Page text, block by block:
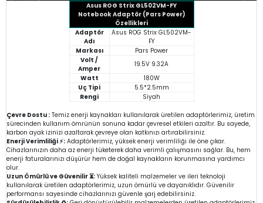
Asus ROG Strix GL502VM-FY
Notebook Adaptör (Pars Power)
Özellikleri
Adaptör
Adı
Asus ROG Strix GL502VM-
FY
Markası
Pars Power
Volt /
Amper
19.5V 9.32A
Watt
180W
Uç Tipi
5.5*2.5mm
Rengi
Siyah
Çevre Dostu : Temiz enerji kaynakları kullanılarak üretilen adaptörlerimiz, üretim
sürecinden kullanım ömrünün sonuna kadar çevresel etkileri azaltır. Bu sayede,
karbon ayak izinizi azaltarak çevreye olan katkınızı artırabilirsiniz.
Enerji Verimliliği ⚡: Adaptörlerimiz, yüksek enerji verimliliği ile öne çıkar.
Cihazlarınızın daha az enerji tüketerek daha verimli çalışmasını sağlar. Bu, hem
enerji faturalarınızı düşürür hem de doğal kaynakların korunmasına yardımcı
olur.
Uzun Ömürlü ve Güvenilir ⏳: Yüksek kaliteli malzemeler ve ileri teknoloji
kullanılarak üretilen adaptörlerimiz, uzun ömürlü ve dayanıklıdır. Güvenilir
performansı sayesinde cihazlarınızı güvenle şarj edebilirsiniz.